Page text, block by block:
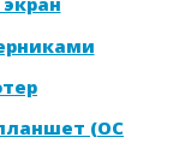
(ОС